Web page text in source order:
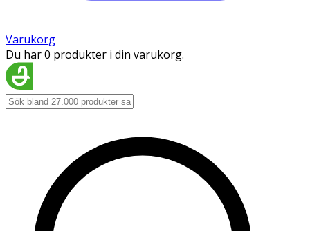
Varukorg
Du har 0 produkter i din varukorg.